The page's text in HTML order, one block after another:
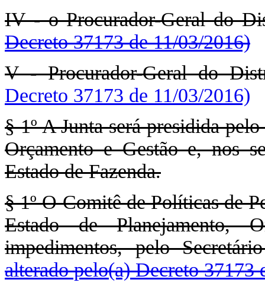
IV - o Procurador-Geral do
Decreto 37173 de 11/03/2016)
V - Procurador-Geral do
Decreto 37173 de 11/03/2016)
§ 1º A Junta será presidida
Orçamento e Gestão e, nos
Estado de Fazenda.
§ 1º O Comitê de Políticas de
Estado de Planejamento,
impedimentos, pelo
alterado pelo(a) Decreto 37173